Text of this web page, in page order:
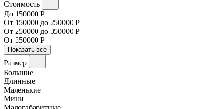
Стоимость
До 150000 Р
От 150000 до 250000 Р
От 250000 до 350000 Р
От 350000 Р
Показать все
Размер
Большие
Длинные
Маленькие
Мини
Малогабаритные